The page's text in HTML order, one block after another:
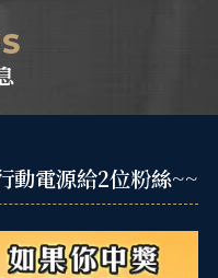
動電源給2位粉絲~~